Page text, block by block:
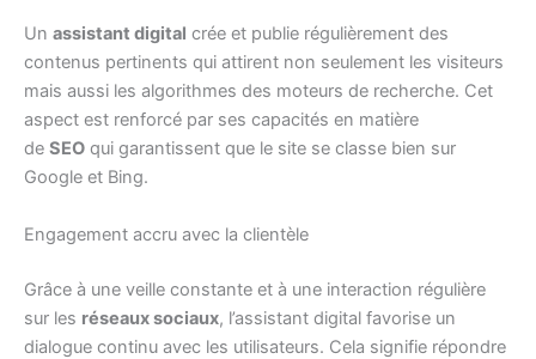
Un assistant digital crée et publie régulièrement des
contenus pertinents qui attirent non seulement les visiteurs
mais aussi les algorithmes des moteurs de recherche. Cet
aspect est renforcé par ses capacités en matière
de SEO qui garantissent que le site se classe bien sur
Google et Bing.
Engagement accru avec la clientèle
Grâce à une veille constante et à une interaction régulière
sur les réseaux sociaux, l’assistant digital favorise un
dialogue continu avec les utilisateurs. Cela signifie répondre